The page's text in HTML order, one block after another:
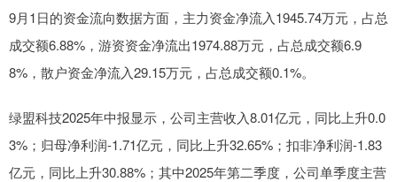
9月1日的资金流向数据方面，主力资金净流入1945.74万元，占总
成交额6.88%，游资资金净流出1974.88万元，占总成交额6.9
8%，散户资金净流入29.15万元，占总成交额0.1%。
绿盟科技2025年中报显示，公司主营收入8.01亿元，同比上升0.0
3%；归母净利润-1.71亿元，同比上升32.65%；扣非净利润-1.83
亿元，同比上升30.88%；其中2025年第二季度，公司单季度主营